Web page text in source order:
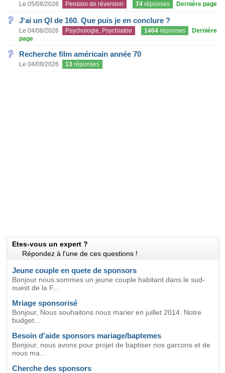
Le 05/08/2026 Pension de réversion 74 réponses Dernière page
J'ai un QI de 160. Que puis je en conclure ?
Le 04/08/2026 Psychologie, Psychiatrie 1404 réponses
Dernière
page
Recherche film américain année 70
Le 04/08/2026 13 réponses
Etes-vous un expert ?
Répondez à l'une de ces questions !
Jeune couple en quete de sponsors
Bonjour nous sommes un jeune couple habitant dans le sud-
ouest de la F...
Mriage sponsorisé
Bonjour, Nous souhaitons nous marier en juillet 2014. Notre
budget...
Besoin d'aide sponsors mariage/baptemes
Bonjour, nous avons pour projet de baptiser nos garcons et de
nous ma...
Cherche des sponsors